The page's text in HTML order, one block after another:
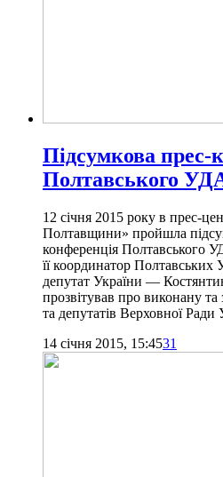
Підсумкова прес-
Полтавського
12 січня 2015 року в прес-
Полтавщини» пройшла
конференція Полтавського
її координатор
депутат України —
прозвітував про виконану та
та депутатів Верховної Ради
14 січня 2015, 15:4531